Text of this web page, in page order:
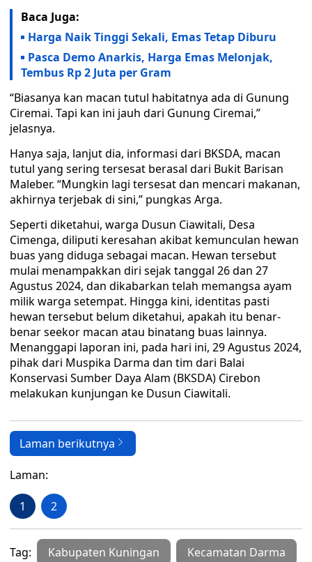
Baca Juga:
Harga Naik Tinggi Sekali, Emas Tetap Diburu
Pasca Demo Anarkis, Harga Emas Melonjak,
Tembus Rp 2 Juta per Gram
“Biasanya kan macan tutul habitatnya ada di Gunung
Ciremai. Tapi kan ini jauh dari Gunung Ciremai,”
jelasnya.
Hanya saja, lanjut dia, informasi dari BKSDA, macan
tutul yang sering tersesat berasal dari Bukit Barisan
Maleber. “Mungkin lagi tersesat dan mencari makanan,
akhirnya terjebak di sini,” pungkas Arga.
Seperti diketahui, warga Dusun Ciawitali, Desa
Cimenga, diliputi keresahan akibat kemunculan hewan
buas yang diduga sebagai macan. Hewan tersebut
mulai menampakkan diri sejak tanggal 26 dan 27
Agustus 2024, dan dikabarkan telah memangsa ayam
milik warga setempat. Hingga kini, identitas pasti
hewan tersebut belum diketahui, apakah itu benar-
benar seekor macan atau binatang buas lainnya.
Menanggapi laporan ini, pada hari ini, 29 Agustus 2024,
pihak dari Muspika Darma dan tim dari Balai
Konservasi Sumber Daya Alam (BKSDA) Cirebon
melakukan kunjungan ke Dusun Ciawitali.
Laman berikutnya
Laman:
1 2
Tag: Kabupaten Kuningan Kecamatan Darma